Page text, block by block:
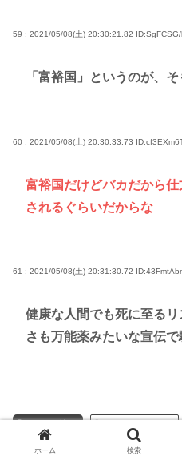
59 : 2021/05/08(土) 20:30:21.82
「富裕国」というのが、
60 : 2021/05/08(土) 20:30:33.73
富裕国だけどバカだから
されるぐらいだからな
61 : 2021/05/08(土) 20:31:30.72
健康な人間でも死に至る
さも万能薬みたいな宣伝
病気
科学
ホーム 検索